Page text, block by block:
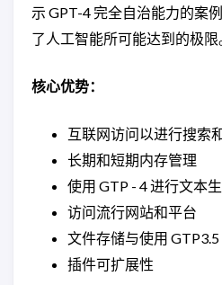
示 GPT-4 完全自治能力的案
了人工智能所可能达到的极限
核心优势：
互联网访问以进行搜索
长期和短期内存管理
使用 GTP - 4 进行文本
访问流行网站和平台
文件存储与使用
插件可扩展性